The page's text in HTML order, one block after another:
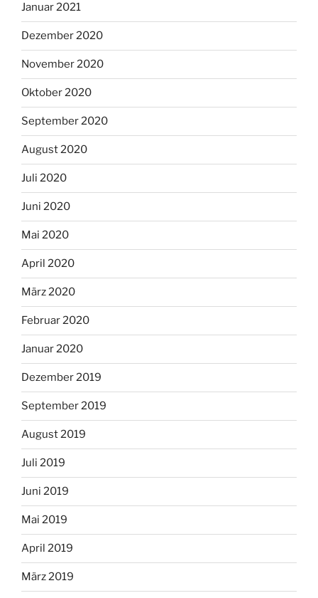
Januar 2021
Dezember 2020
November 2020
Oktober 2020
September 2020
August 2020
Juli 2020
Juni 2020
Mai 2020
April 2020
März 2020
Februar 2020
Januar 2020
Dezember 2019
September 2019
August 2019
Juli 2019
Juni 2019
Mai 2019
April 2019
März 2019